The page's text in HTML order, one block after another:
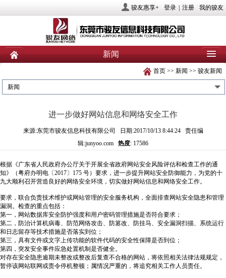
骏友惠享+ 登录 注册 我的骏友
新闻
新闻
产品 业务服务 社会责任
人力资源 投资者关系 联系我们
首页 >> 新闻 >> 骏友新闻
新闻
进一步做好网站信息和网络安全工作
来源:东莞市骏友信息科技有限公司 日期:2017/10/13 8:44:24 责任编
辑:junyoo.com 热度: 17586
根据《广东省人民政府办公厅关于开展全省政府网站安全风险评估和检查工作的通
知》（粤府办明电〔2017〕175 号）要求，进一步提升网站安全防御能力，为党的十
九大顺利召开营造良好的网络安全环境，切实做好网站信息和网络安全工作。
要求，联合负责技术维护或网站管理的安全服务机构，全面排查网站安全隐患和管理
漏洞。检查的重点包括：
第一，网站数据库安全防护强度和用户密码管理措施是否符合要求；
第二，防治计算机病毒、防范网络攻击、防篡改、防挂马、安全漏洞扫描、系统运行
和日志留存等技术措施是否落实到位；
第三，具有文件或文字上传功能的软件代码的安全性保障是否到位；
第四，突发安全事件应急处置机制是否健全。
对存在安全隐患逾期未整改或整改后复查不合格的网站，将依照相关法律法规规定，
暂停该网站联网或责令停机整顿；属情况严重的，将追究相关工作人员责任。